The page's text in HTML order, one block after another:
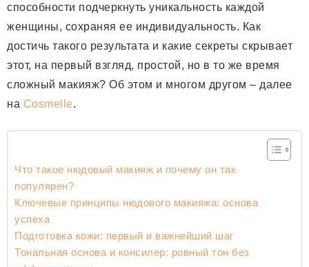
способности подчеркнуть уникальность каждой
женщины, сохраняя ее индивидуальность. Как
достичь такого результата и какие секреты скрывает
этот, на первый взгляд, простой, но в то же время
сложный макияж? Об этом и многом другом – далее
на Cosmelle.
Что такое нюдовый макияж и почему он так
популярен?
Ключевые принципы нюдового макияжа: основа
успеха
Подготовка кожи: первый и важнейший шаг
Тональная основа и консилер: ровный тон без